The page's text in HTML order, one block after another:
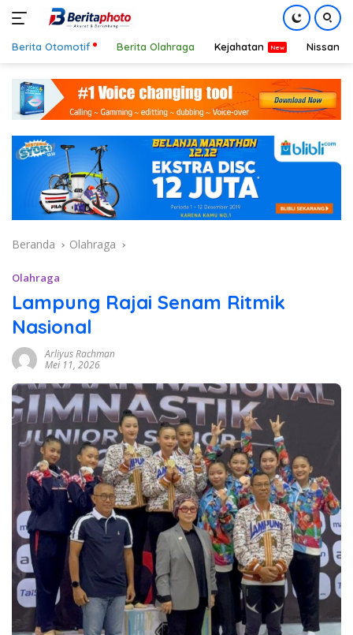
konten
Berita Otomotif Berita Olahraga Kejahatan Nissan
Beranda Olahraga
Olahraga
Lampung Rajai Senam Ritmik
Nasional
Arliyus Rachman
Mei 11, 2026